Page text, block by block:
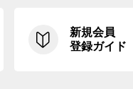
新規会員
登録ガイド